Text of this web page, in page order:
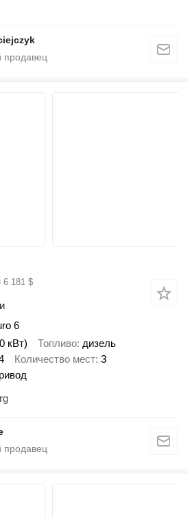
6 181 $
6
кВт) Топливо дизель
Количество мест 3